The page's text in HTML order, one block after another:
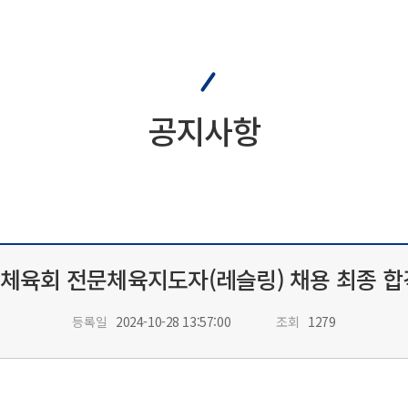
공지사항
육회 전문체육지도자(레슬링) 채용 최종
등록일 2024-10-28 13:57:00 조회 1279